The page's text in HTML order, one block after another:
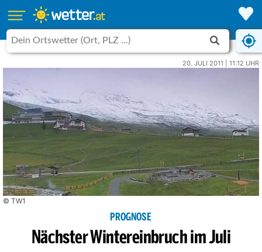
20. JULI 2011 | 11:12 UHR
© TW1
PROGNOSE
Nächster Wintereinbruch im Juli